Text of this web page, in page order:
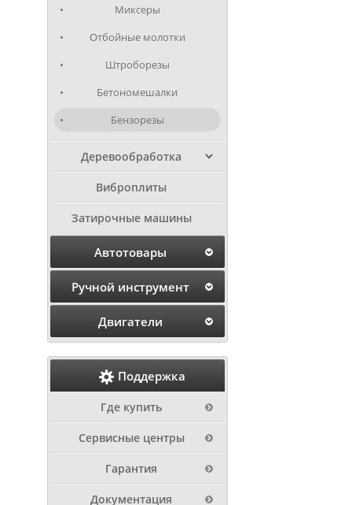
Миксеры
Отбойные молотки
Штроборезы
Бетономешалки
Бензорезы
Деревообработка
Виброплиты
Затирочные машины
Автотовары
Ручной инструмент
Двигатели
Поддержка
Где купить
Сервисные центры
Гарантия
Документация